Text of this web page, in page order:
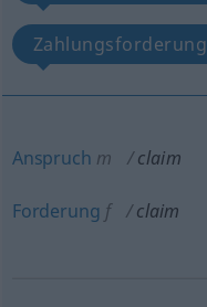
Zahlungsforderung
Anspruch m claim
Forderung f claim